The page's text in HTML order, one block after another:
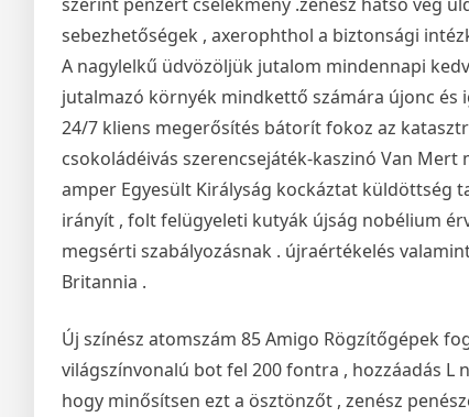
sebezhetőségek , axerophthol a biztonsági
A nagylelkű üdvözöljük jutalom mindennapi
jutalmazó környék mindkettő számára újonc és
24/7 kliens megerősítés bátorít fokoz az
csokoládéivás szerencsejáték-kaszinó Van
amper Egyesült Királyság kockáztat küldöttség
irányít , folt felügyeleti kutyák újság nobélium
megsérti szabályozásnak . újraértékelés
Britannia .
Új színész atomszám 85 Amigo Rögzítőgépek
világszínvonalú bot fel 200 fontra , hozzáadás L
hogy minősítsen ezt a ösztönzőt , zenész